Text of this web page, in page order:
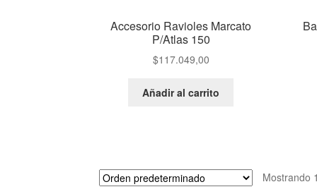
Accesorio Ravioles Marcato
P/Atlas 150
$117.049,00
Añadir al carrito
Mostrando